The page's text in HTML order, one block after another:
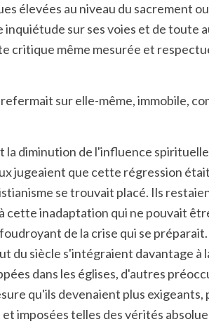
au niveau du sacrement
sur ses voies et de
même mesurée et
sur elle-même, immobile,
diminution de l'influence
jugeaient que cette régression
se trouvait placé. Ils
inadaptation qui ne pouvait
de la crise qui se préparait.
siècle s'intégraient davantage à
dans les églises, d'autres
qu'ils devenaient plus
imposées telles des vérités